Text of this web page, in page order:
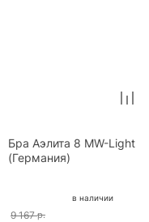
Бра Аэлита 8 MW-Light
(Германия)
в наличии
9 167 р.